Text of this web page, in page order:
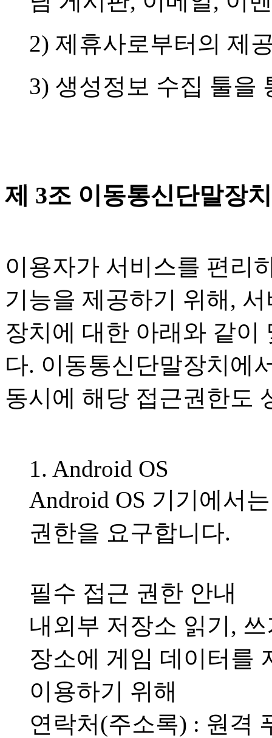
2) 제휴사로부터의 제
3) 생성정보 수집 툴을
제 3조 이동통신단말장
이용자가 서비스를 편리
기능을 제공하기 위해,
장치에 대한 아래와 같이
다. 이동통신단말장치에
동시에 해당 접근권한도
1. Android OS
Android OS 기기에서
권한을 요구합니다.
필수 접근 권한 안내
내외부 저장소 읽기,
장소에 게임 데이터를
이용하기 위해
연락처(주소록) : 원격